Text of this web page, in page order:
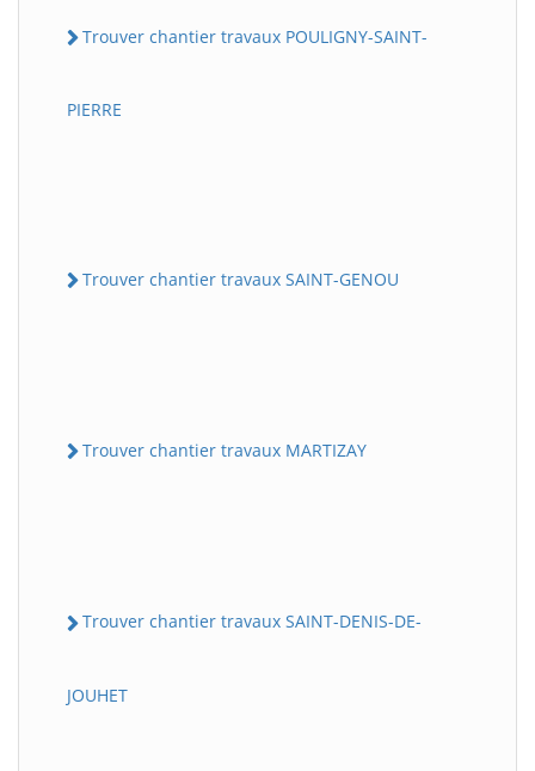
Trouver chantier travaux POULIGNY-SAINT-
PIERRE
Trouver chantier travaux SAINT-GENOU
Trouver chantier travaux MARTIZAY
Trouver chantier travaux SAINT-DENIS-DE-
JOUHET